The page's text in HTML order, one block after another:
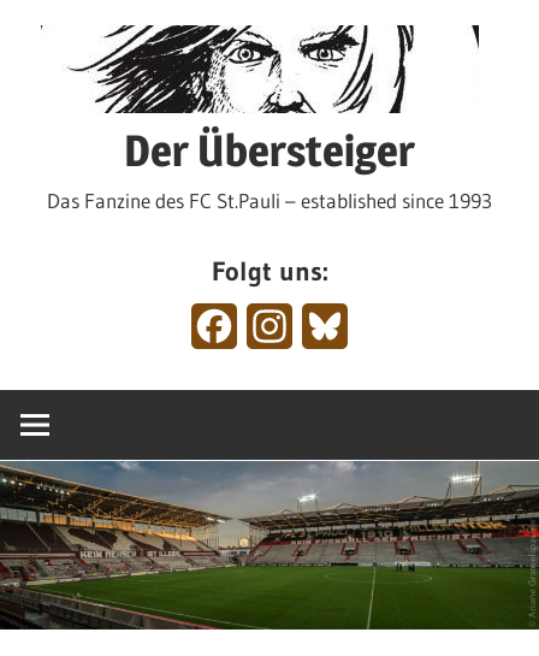
Der Übersteiger
Das Fanzine des FC St.Pauli – established since 1993
Folgt uns:
FacebookInstagram